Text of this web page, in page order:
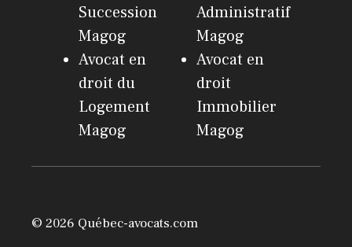
Succession
Magog
Avocat en
droit du
Logement
Magog
Administratif
Magog
Avocat en
droit
Immobilier
Magog
© 2026 Québec-avocats.com